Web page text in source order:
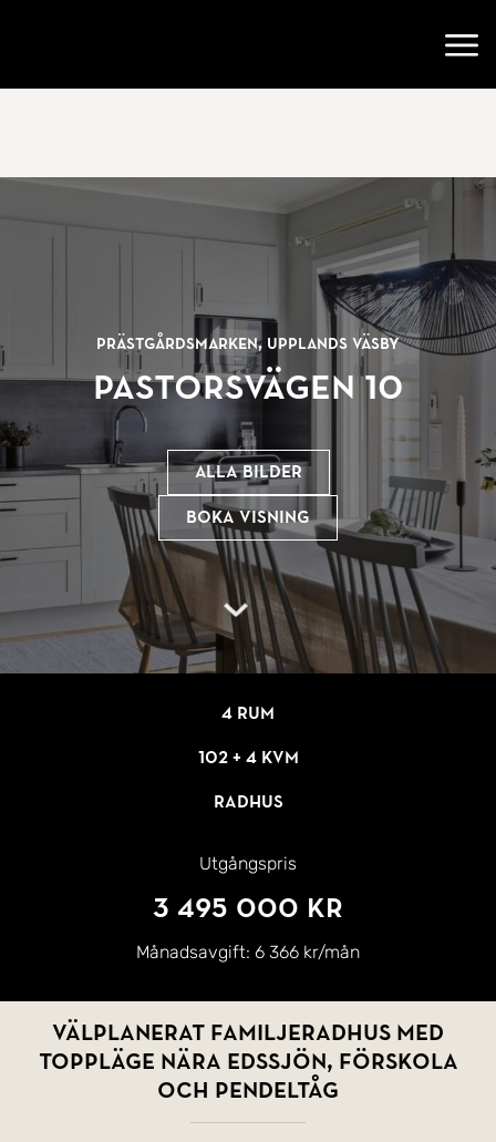
Prästgårdsmarken, Upplands Väsby
Pastorsvägen 10
Alla bilder
Boka visning
4 rum
102 + 4 kvm
Radhus
Utgångspris
3 495 000 kr
Månadsavgift: 6 366 kr/mån
Välplanerat familjeradhus med
toppläge nära Edssjön, förskola
och pendeltåg